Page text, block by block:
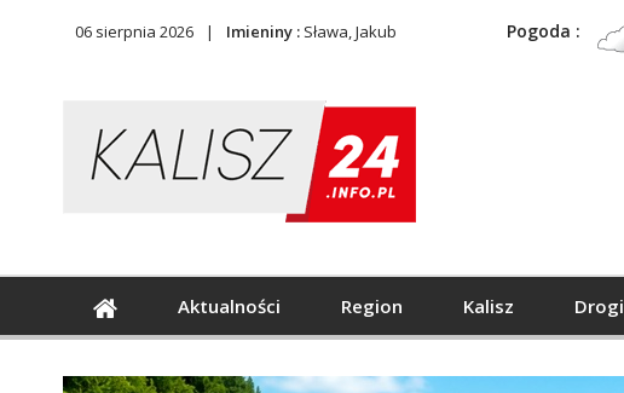
06 sierpnia 2026 Imieniny : Sława, Jakub Pogoda :
Aktualności Region Kalisz Drogi